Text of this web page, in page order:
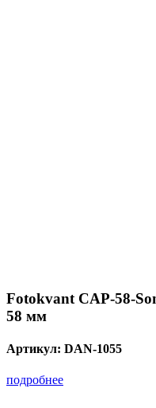
Fotokvant CAP-58-
58 мм
Артикул: DAN-1055
подробнее